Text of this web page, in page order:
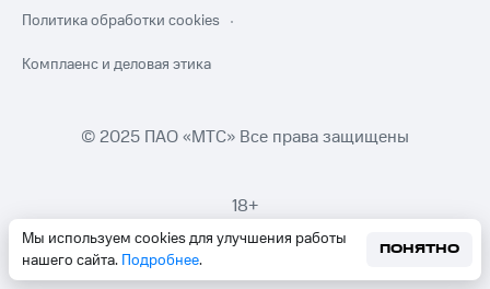
Мы используем cookies для улучшения работы
нашего сайта. Подробнее.
ПОНЯТНО
Политика обработки cookies
Комплаенс и деловая этика
© 2025 ПАО «МТС» Все права защищены
18+